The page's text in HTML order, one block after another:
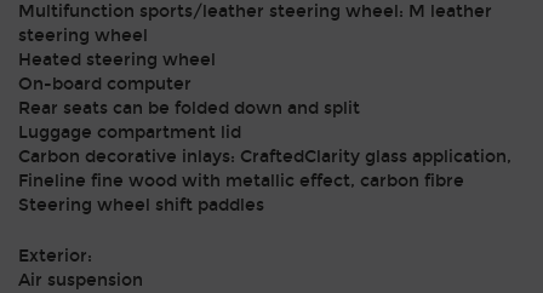
Multifunction sports/leather steering wheel: M leather
steering wheel
Heated steering wheel
On-board computer
Rear seats can be folded down and split
Luggage compartment lid
Carbon decorative inlays: CraftedClarity glass application,
Fineline fine wood with metallic effect, carbon fibre
Steering wheel shift paddles
Exterior:
Air suspension